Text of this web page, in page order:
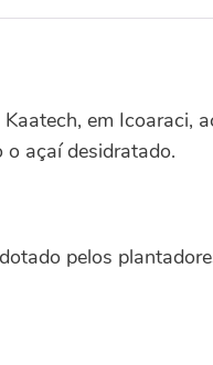
em Icoaraci,
açaí desidratado.
pelos